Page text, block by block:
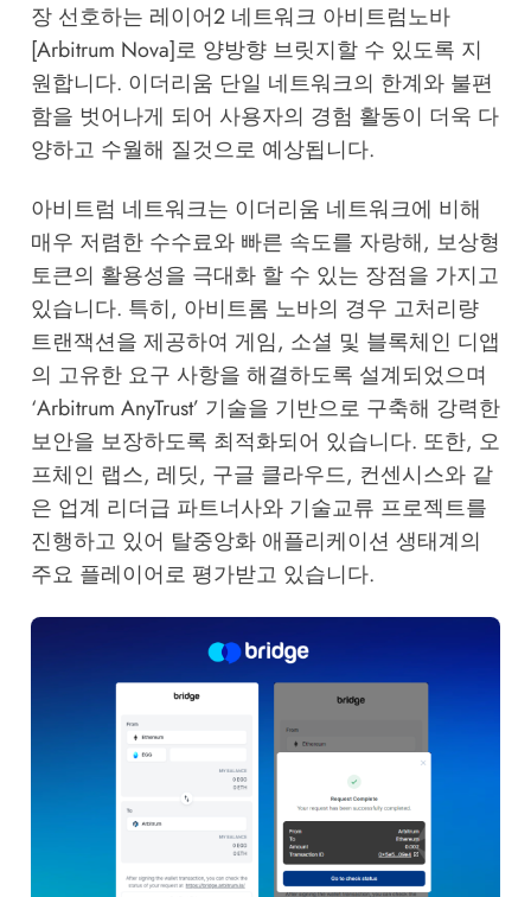
장 선호하는 레이어2 네트워크 아비트럼노바
[Arbitrum Nova]로 양방향 브릿지할 수 있도록 지
원합니다. 이더리움 단일 네트워크의 한계와 불편
함을 벗어나게 되어 사용자의 경험 활동이 더욱 다
양하고 수월해 질것으로 예상됩니다.
아비트럼 네트워크는 이더리움 네트워크에 비해
매우 저렴한 수수료와 빠른 속도를 자랑해, 보상형
토큰의 활용성을 극대화 할 수 있는 장점을 가지고
있습니다. 특히, 아비트롬 노바의 경우 고처리량
트랜잭션을 제공하여 게임, 소셜 및 블록체인 디앱
의 고유한 요구 사항을 해결하도록 설계되었으며
‘Arbitrum AnyTrust’ 기술을 기반으로 구축해 강력한
보안을 보장하도록 최적화되어 있습니다. 또한, 오
프체인 랩스, 레딧, 구글 클라우드, 컨센시스와 같
은 업계 리더급 파트너사와 기술교류 프로젝트를
진행하고 있어 탈중앙화 애플리케이션 생태계의
주요 플레이어로 평가받고 있습니다.